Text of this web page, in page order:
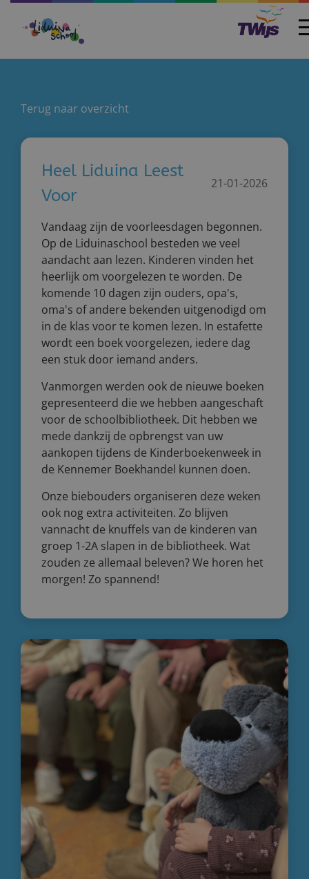
Terug naar overzicht
Heel Liduina Leest
Voor
21-01-2026
Vandaag zijn de voorleesdagen begonnen.
Op de Liduinaschool besteden we veel
aandacht aan lezen. Kinderen vinden het
heerlijk om voorgelezen te worden. De
komende 10 dagen zijn ouders, opa's,
oma's of andere bekenden uitgenodigd om
in de klas voor te komen lezen. In estafette
wordt een boek voorgelezen, iedere dag
een stuk door iemand anders.
Vanmorgen werden ook de nieuwe boeken
gepresenteerd die we hebben aangeschaft
voor de schoolbibliotheek. Dit hebben we
mede dankzij de opbrengst van uw
aankopen tijdens de Kinderboekenweek in
de Kennemer Boekhandel kunnen doen.
Onze biebouders organiseren deze weken
ook nog extra activiteiten. Zo blijven
vannacht de knuffels van de kinderen van
groep 1-2A slapen in de bibliotheek. Wat
zouden ze allemaal beleven? We horen het
morgen! Zo spannend!